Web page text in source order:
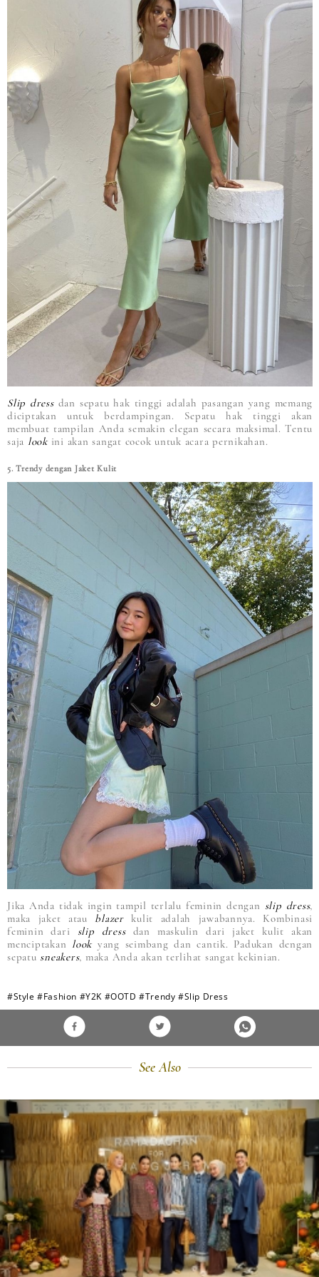
Slip dressdan sepatu hak tinggi adalah pasangan yang memang
diciptakan untuk berdampingan. Sepatu hak tinggi akan
membuat tampilan Anda semakin elegan secara maksimal. Tentu
saja lookini akan sangat cocok untuk acara pernikahan.
5. Trendy dengan Jaket Kulit
Jika Anda tidak ingin tampil terlalu feminin dengan slip dress,
maka jaket ataublazerkulit adalah jawabannya. Kombinasi
feminin dari slip dressdan maskulin dari jaket kulit akan
menciptakan lookyang seimbang dan cantik. Padukan dengan
sepatu sneakers, maka Anda akan terlihat sangat kekinian.
#Style #Fashion #Y2K #OOTD #Trendy #Slip Dress
See Also